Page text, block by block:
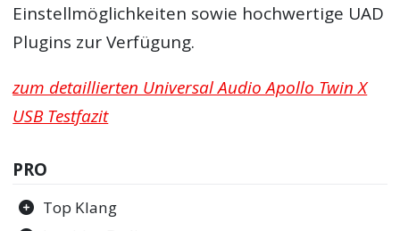
Einstellmöglichkeiten sowie hochwertige UAD
Plugins zur Verfügung.
zum detaillierten Universal Audio Apollo Twin X
USB Testfazit
PRO
Top Klang